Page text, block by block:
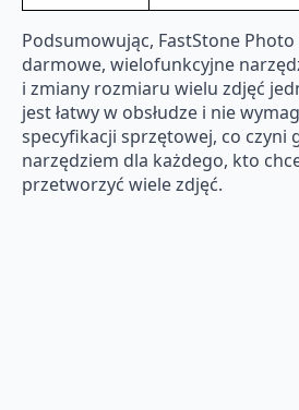
Podsumowując, FastStone Photo
darmowe, wielofunkcyjne
i zmiany rozmiaru wielu zdjęć
jest łatwy w obsłudze i nie
specyfikacji sprzętowej, co czyni
narzędziem dla każdego, kto
przetworzyć wiele zdjęć.